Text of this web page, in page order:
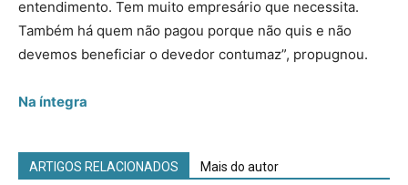
entendimento. Tem muito empresário que necessita.
Também há quem não pagou porque não quis e não
devemos beneficiar o devedor contumaz”, propugnou.
Na íntegra
ARTIGOS RELACIONADOS Mais do autor